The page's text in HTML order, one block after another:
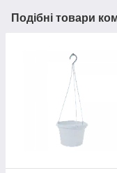
Подібні товари